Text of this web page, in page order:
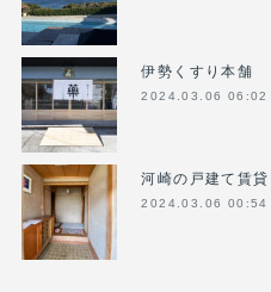
伊勢くすり本舗
2024.03.06 06:02
河崎の戸建て賃貸
2024.03.06 00:54